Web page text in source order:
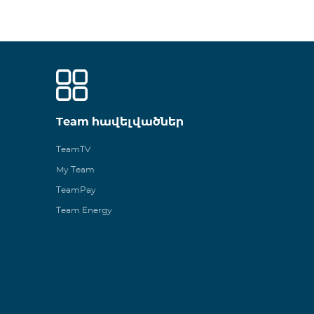
Team հավելվածներ
TeamTV
My Team
TeamPay
Team Energy